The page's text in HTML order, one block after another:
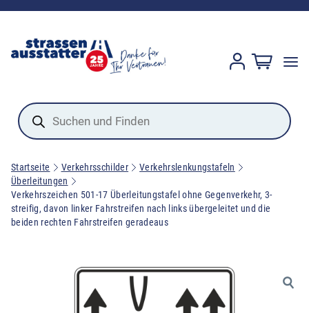
Products
search
Startseite Verkehrsschilder
Verkehrslenkungstafeln
Überleitungen
Verkehrszeichen 501-17 Überleitungstafel ohne Gegenverkehr, 3-
streifig, davon linker Fahrstreifen nach links übergeleitet und die
beiden rechten Fahrstreifen geradeaus